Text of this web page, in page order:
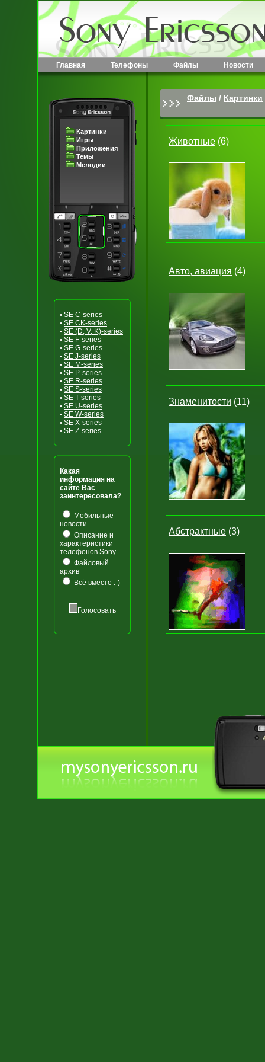
Главная Телефоны Файлы Новости
Картинки
Игры
Приложения
Темы
Мелодии
• SE C-series
• SE CK-series
• SE (D, V, K)-series
• SE F-series
• SE G-series
• SE J-series
• SE M-series
• SE P-series
• SE R-series
• SE S-series
• SE T-series
• SE U-series
• SE W-series
• SE X-series
• SE Z-series
Какая
информация на
сайте Вас
заинтересовала?
Мобильные
новости
Описание и
характеристики
телефонов Sony
Файловый
архив
Всё вместе :-)
Голосовать
Файлы / Картинки
Животные (6)
Авто, авиация (4)
Знаменитости (11)
Абстрактные (3)